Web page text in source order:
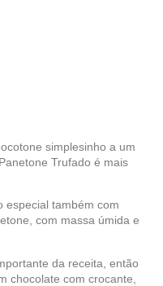
simplesinho a um
Trufado é mais
especial também com
com massa úmida e
da receita, então
chocolate com crocante,